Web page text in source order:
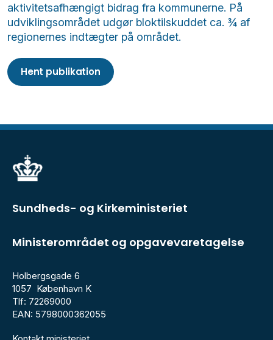
aktivitetsafhængigt bidrag fra kommunerne. På
udviklingsområdet udgør bloktilskuddet ca. ¾ af
regionernes indtægter på området.
Hent publikation
Sundheds- og Kirkeministeriet
Ministerområdet og opgavevaretagelse
Holbergsgade 6
1057 København K
Tlf: 72269000
EAN: 5798000362055